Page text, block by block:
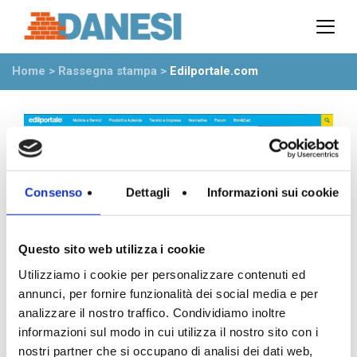
Consenso Dettagli Informazioni sui cookie
Questo sito web utilizza i cookie
Utilizziamo i cookie per personalizzare contenuti ed
annunci, per fornire funzionalità dei social media e per
analizzare il nostro traffico. Condividiamo inoltre
informazioni sul modo in cui utilizza il nostro sito con i
nostri partner che si occupano di analisi dei dati web,
Il gruppo
Partner
Ambiente
News
Eventi
Rassegna stampa
Novità dall’azienda
Home > Rassegna stampa > Edilportale.com
25 Settembre 2015